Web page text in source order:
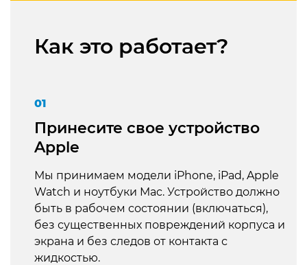
Как это работает?
01
Принесите свое устройство
Apple
Мы принимаем модели iPhone, iPad, Apple
Watch и ноутбуки Mac. Устройство должно
быть в рабочем состоянии (включаться),
без существенных повреждений корпуса и
экрана и без следов от контакта с
жидкостью.